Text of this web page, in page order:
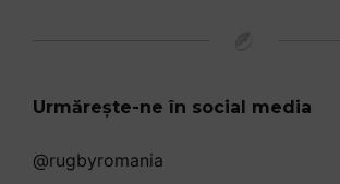
Urmărește-ne în social media
@rugbyromania